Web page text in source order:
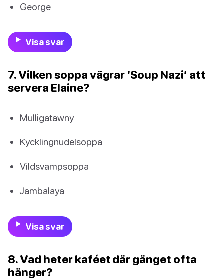
George
Visa svar
7. Vilken soppa vägrar ‘Soup Nazi’ att
servera Elaine?
Mulligatawny
Kycklingnudelsoppa
Vildsvampsoppa
Jambalaya
Visa svar
8. Vad heter kaféet där gänget ofta
hänger?